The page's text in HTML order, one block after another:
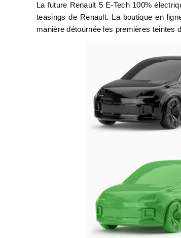
La future Renault 5 E-Tech 100%
teasings de Renault. La boutique en
manière détournée les premières teintes